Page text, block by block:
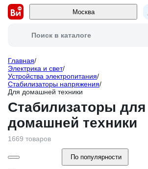
Москва
Поиск в каталоге
Главная/
Электрика и свет/
Устройства электропитания/
Стабилизаторы напряжения/
Для домашней техники
Стабилизаторы для
домашней техники
1669 товаров
По популярности